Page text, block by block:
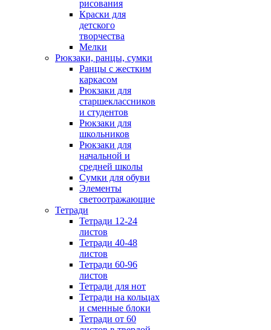
рисования
Краски для
детского
творчества
Мелки
Рюкзаки, ранцы, сумки
Ранцы с жестким
каркасом
Рюкзаки для
старшеклассников
и студентов
Рюкзаки для
школьников
Рюкзаки для
начальной и
средней школы
Сумки для обуви
Элементы
светоотражающие
Тетради
Тетради 12-24
листов
Тетради 40-48
листов
Тетради 60-96
листов
Тетради для нот
Тетради на кольцах
и сменные блоки
Тетради от 60